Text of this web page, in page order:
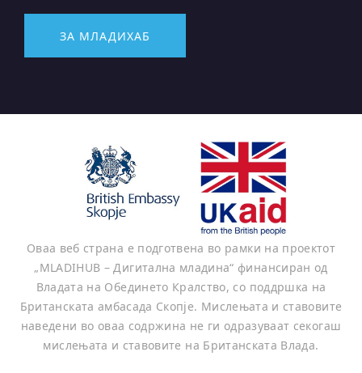
ЗА МЛАДИХАБ
Оваа веб страна е подготвена во рамки на проектот
„MLADIHUB – Дигитална младина“ финансиран од
Владата на Обединето Кралство, со поддршка на
Британската амбасада Скопје. Мислењата и ставовите
наведени во оваа содржина не ги одразуваат секогаш
мислењата и ставовите на Британската Влада.